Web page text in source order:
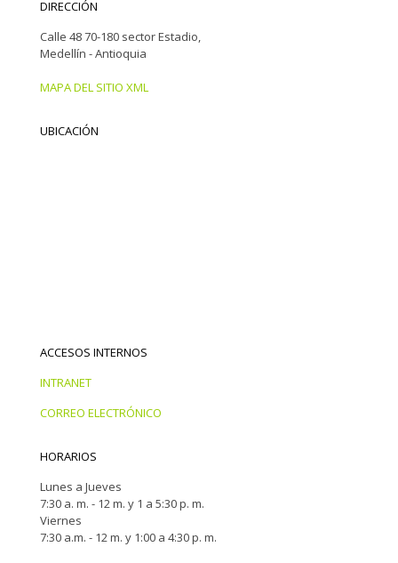
DIRECCIÓN
Calle 48 70-180 sector Estadio,
Medellín - Antioquia
MAPA DEL SITIO XML
UBICACIÓN
ACCESOS INTERNOS
INTRANET
CORREO ELECTRÓNICO
HORARIOS
Lunes a Jueves
7:30 a. m. - 12 m. y 1 a 5:30 p. m.
Viernes
7:30 a.m. - 12 m. y 1:00 a 4:30 p. m.